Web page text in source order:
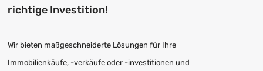
richtige Investition!
Wir bieten maßgeschneiderte Lösungen für Ihre
Immobilienkäufe, -verkäufe oder -investitionen und